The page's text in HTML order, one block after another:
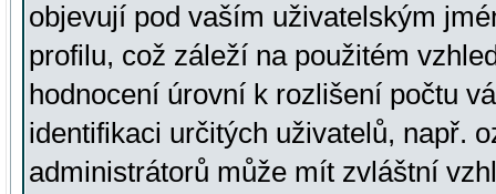
objevují pod vaším uživatelským
profilu, což záleží na použitém
hodnocení úrovní k rozlišení počtu
identifikaci určitých uživatelů, např.
administrátorů může mít zvláštní